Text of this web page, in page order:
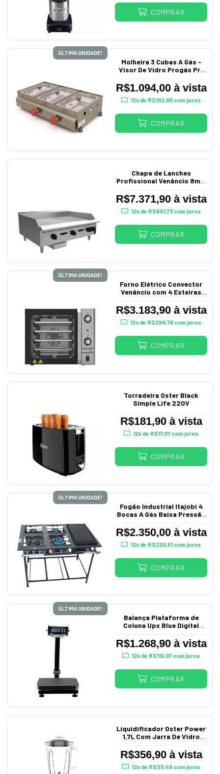
COMPRAR
ÚLTIMA UNIDADE!
Molheira 3 Cubas A Gás -
Visor De Vidro Progás Pr-
R$1.094,00 à vista
12x de R$102,65 com juros
COMPRAR
Chapa de Lanches
Profissional Venâncio 8mm
R$7.371,90 à vista
12x de R$691,73com juros
COMPRAR
ÚLTIMA UNIDADE!
Forno Elétrico Convector
Venâncio com 4 Esteiras
R$3.183,90 à vista
12x de R$298,76 com juros
COMPRAR
Torradeira Oster Black
Simple Life 220V
R$181,90 à vista
12x de R$17,07 com juros
COMPRAR
ÚLTIMA UNIDADE!
Fogão Industrial Itajobi 4
Bocas A Gás Baixa Pressão
R$2.350,00 à vista
12x de R$220,51 com juros
COMPRAR
ÚLTIMA UNIDADE!
Balança Plataforma de
Coluna Upx Blue Digital
R$1.268,90 à vista
12x de R$119,07 com juros
COMPRAR
Liquidificador Oster Power
1,7L Com Jarra De Vidro
R$356,90 à vista
12x de R$33,49 com juros